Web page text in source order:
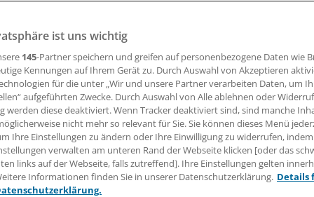
Bördlein
16:12 Uhr
von Darmkrebs hat die Stiftung Lebensblicke
Früherkennung von Darmkrebs unter Vorsitz von
Die öffentliche Aufmerksamkeit für das
zur Verhinderung einer der häufigsten Krebsarten
ist uns wichtig
145-Partner speichern und greifen auf personenbezogene Daten wie
Kennungen auf Ihrem Gerät zu. Durch Auswahl von Akzeptieren
für die unter „Wir und unsere Partner verarbeiten Daten, um
aufgeführten Zwecke. Durch Auswahl von Alle ablehnen oder
werden diese deaktiviert. Wenn Tracker deaktiviert sind, sind manche
nicht mehr so relevant für Sie. Sie können dieses Menü
Ihre Einstellungen zu ändern oder Ihre Einwilligung zu widerrufen, indem
verwalten am unteren Rand der Webseite klicken [oder das
links auf der Webseite, falls zutreffend]. Ihre Einstellungen gelten
Informationen finden Sie in unserer Datenschutzerklärung. Details